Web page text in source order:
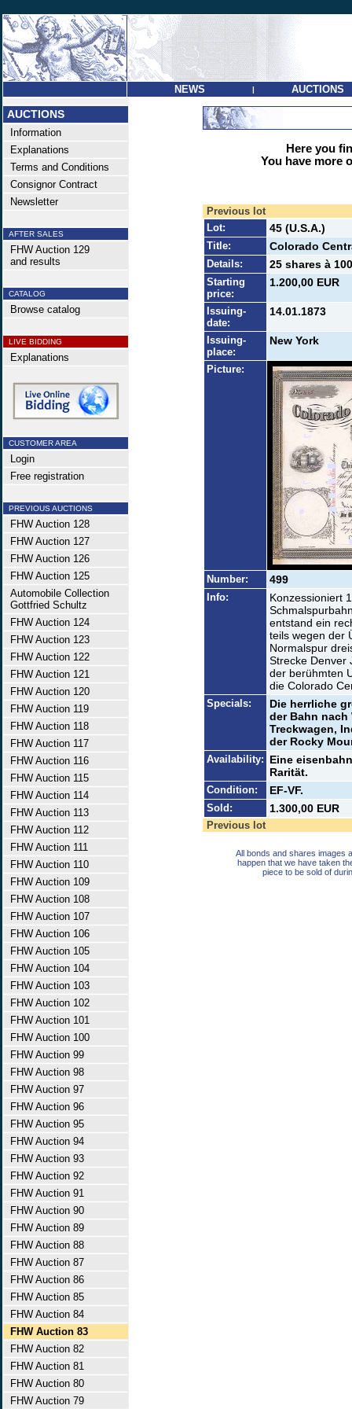
NEWS | AUCTIONS
AUCTIONS
Information
Explanations
Terms and Conditions
Consignor Contract
Newsletter
AFTER SALES
FHW Auction 129
and results
CATALOG
Browse catalog
LIVE BIDDING
Explanations
CUSTOMER AREA
Login
Free registration
PREVIOUS AUCTIONS
FHW Auction 128
FHW Auction 127
FHW Auction 126
FHW Auction 125
Automobile Collection
Gottfried Schultz
FHW Auction 124
FHW Auction 123
FHW Auction 122
FHW Auction 121
FHW Auction 120
FHW Auction 119
FHW Auction 118
FHW Auction 117
FHW Auction 116
FHW Auction 115
FHW Auction 114
FHW Auction 113
FHW Auction 112
FHW Auction 111
FHW Auction 110
FHW Auction 109
FHW Auction 108
FHW Auction 107
FHW Auction 106
FHW Auction 105
FHW Auction 104
FHW Auction 103
FHW Auction 102
FHW Auction 101
FHW Auction 100
FHW Auction 99
FHW Auction 98
FHW Auction 97
FHW Auction 96
FHW Auction 95
FHW Auction 94
FHW Auction 93
FHW Auction 92
FHW Auction 91
FHW Auction 90
FHW Auction 89
FHW Auction 88
FHW Auction 87
FHW Auction 86
FHW Auction 85
FHW Auction 84
FHW Auction 83
FHW Auction 82
FHW Auction 81
FHW Auction 80
FHW Auction 79
Here you
You have more
Previous lot
Lot:
45 (U.S.A.)
Title: Colorado
Details: 25 shares à
Starting
price:
1.200,00 EUR
Issuing-
date:
14.01.1873
Issuing-
place:
New York
Picture:
Number: 499
Info:
Konzessioniert
entstand ein
teils wegen der
Normalspur
Strecke Denver
der berühmten
die Colorado
Specials:
Die herrliche
der Bahn nach
Treckwagen,
der Rocky
Availability: Eine
Rarität.
Condition: EF-VF.
Sold: 1.300,00 EUR
Previous lot
All bonds and shares images
happen that we have taken
piece to be sold of